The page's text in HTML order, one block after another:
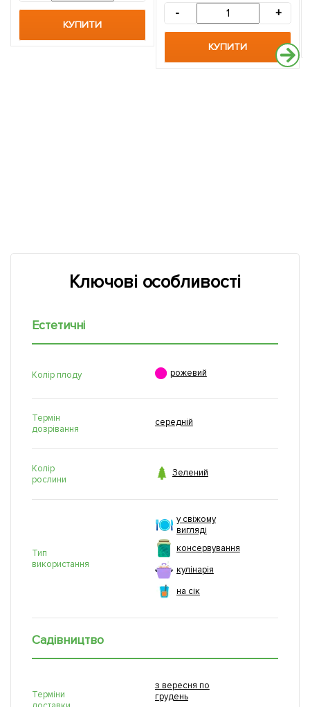
КУПИТИ
- +
КУПИТИ
Ключові особливості
Естетичні
Колір плоду  рожевий
Термін
дозрівання
середній
Колір
рослини
 Зелений
Тип
використання
у свіжому
вигляді
консервування
кулінарія
на сік
Садівництво
Терміни
з вересня по
грудень